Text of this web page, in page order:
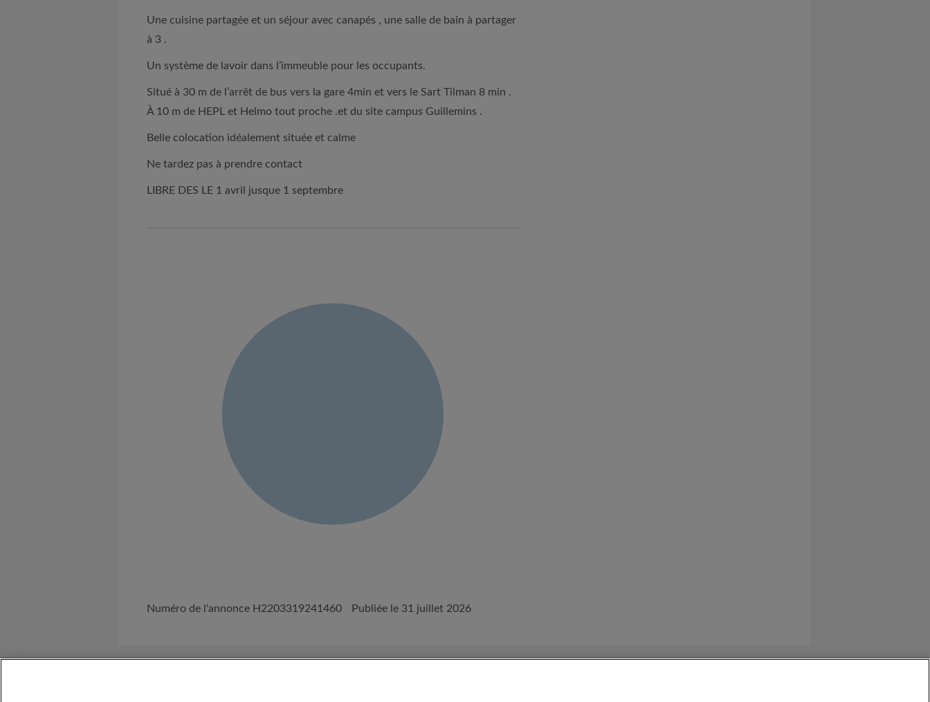
Une cuisine partagée et un séjour avec canapés , une salle de bain à partager
à 3 .
Un système de lavoir dans l’immeuble pour les occupants.
Situé à 30 m de l’arrêt de bus vers la gare 4min et vers le Sart Tilman 8 min .
À 10 m de HEPL et Helmo tout proche .et du site campus Guillemins .
Belle colocation idéalement située et calme
Ne tardez pas à prendre contact
LIBRE DES LE 1 avril jusque 1 septembre
Numéro de l'annonce H2203319241460 Publiée le 31 juillet 2026